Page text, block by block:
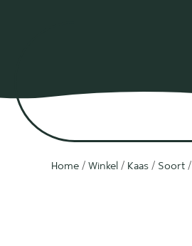
Home / Winkel / Kaas / Soort /